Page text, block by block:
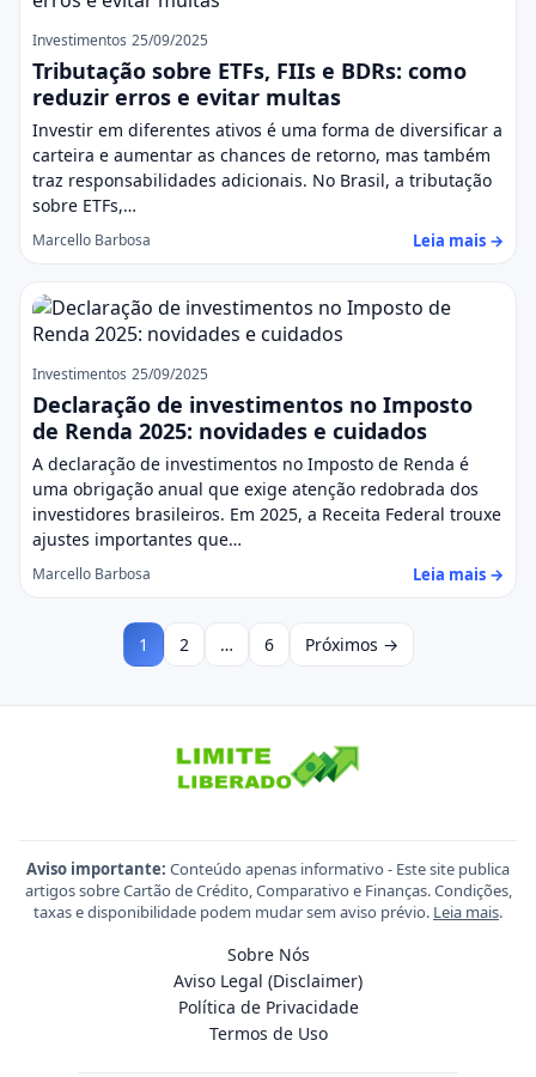
Investimentos 25/09/2025
Tributação sobre ETFs, FIIs e BDRs: como
reduzir erros e evitar multas
Investir em diferentes ativos é uma forma de diversificar a
carteira e aumentar as chances de retorno, mas também
traz responsabilidades adicionais. No Brasil, a tributação
sobre ETFs,…
Marcello Barbosa Leia mais →
Investimentos 25/09/2025
Declaração de investimentos no Imposto
de Renda 2025: novidades e cuidados
A declaração de investimentos no Imposto de Renda é
uma obrigação anual que exige atenção redobrada dos
investidores brasileiros. Em 2025, a Receita Federal trouxe
ajustes importantes que…
Marcello Barbosa Leia mais →
1 2 … 6 Próximos →
Aviso importante: Conteúdo apenas informativo - Este site publica
artigos sobre Cartão de Crédito, Comparativo e Finanças. Condições,
taxas e disponibilidade podem mudar sem aviso prévio. Leia mais.
Sobre Nós
Aviso Legal (Disclaimer)
Política de Privacidade
Termos de Uso